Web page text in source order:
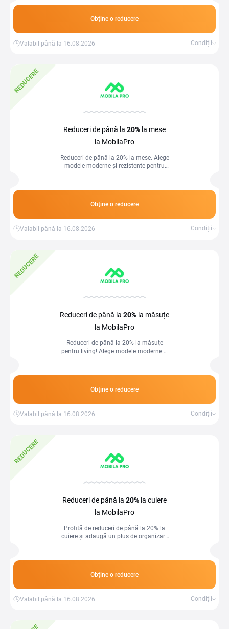
Obține o reducere
Valabil până la 16.08.2026 Condiții
REDUCERE
Reduceri de până la 20% la mese
la MobilaPro
Reduceri de până la 20% la mese. Alege
modele moderne și rezistente pentru
Obține o reducere
Valabil până la 16.08.2026 Condiții
REDUCERE
Reduceri de până la 20% la măsuțe
la MobilaPro
Reduceri de până la 20% la măsuțe
pentru living! Alege modele moderne și
Obține o reducere
Valabil până la 16.08.2026 Condiții
REDUCERE
Reduceri de până la 20% la cuiere
la MobilaPro
Profită de reduceri de până la 20% la
cuiere și adaugă un plus de organizare
și accesoriilor.
Obține o reducere
Valabil până la 16.08.2026 Condiții